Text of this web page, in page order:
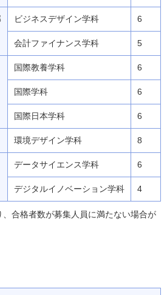
ビジネスデザイン学科 6
会計ファイナンス学科 5
国際教養学科 6
国際学科 6
国際日本学科 6
環境デザイン学科 8
データサイエンス学科 6
デジタルイノベーション学科 4
合格者数が募集人員に満たない場合が